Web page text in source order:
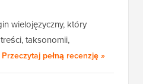
wielojęzyczny, który
taksonomii,
Przeczytaj pełną recenzjęWPML
»